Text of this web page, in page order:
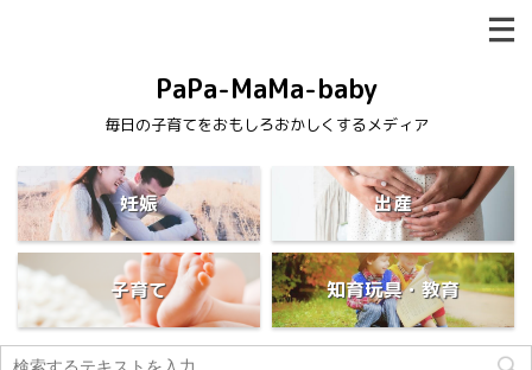
PaPa-MaMa-baby
毎日の子育てをおもしろおかしくするメディア
妊娠 出産
子育て 知育玩具・教育